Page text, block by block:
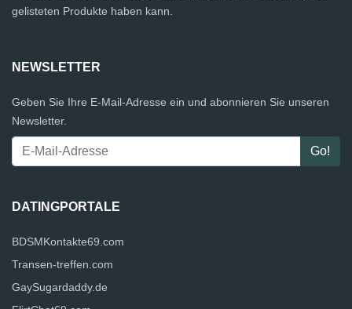
gelisteten Produkte haben kann.
NEWSLETTER
Geben Sie Ihre E-Mail-Adresse ein und abonnieren Sie unseren
Newsletter.
DATINGPORTALE
BDSMKontakte69.com
Transen-treffen.com
GaySugardaddy.de